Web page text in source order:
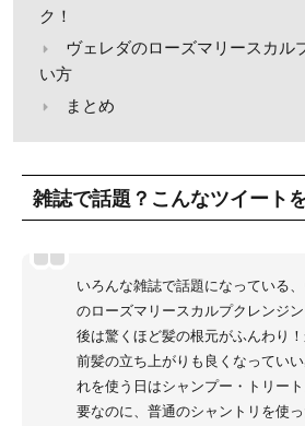
ク！
ヴェレダのローズマリースカル
い方
まとめ
雑誌で話題？こんなツイート
いろんな雑誌で話題になっている
のローズマリースカルプクレンジ
後は驚くほど髪の根元がふんわり
前髪の立ち上がりも良くなってい
れを使う日はシャンプー・トリー
要なのに、普通のシャントリを使っ